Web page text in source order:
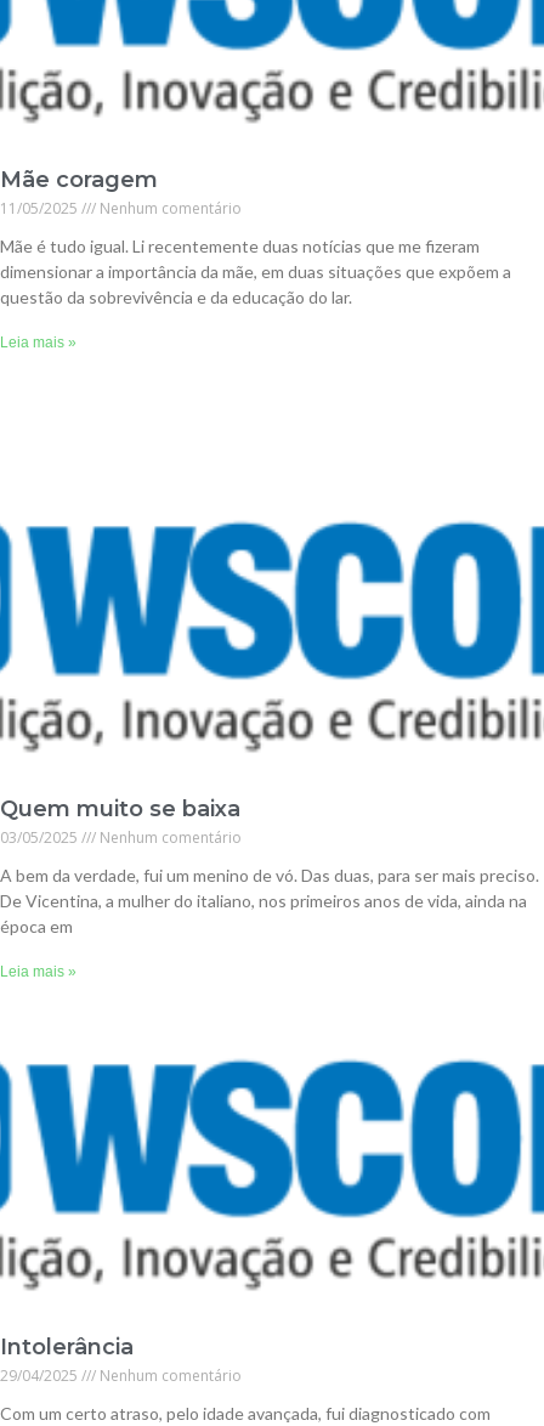
Mãe coragem
11/05/2025
Nenhum comentário
Mãe é tudo igual. Li recentemente duas notícias que me fizeram
dimensionar a importância da mãe, em duas situações que expõem a
questão da sobrevivência e da educação do lar.
Leia mais »
Quem muito se baixa
03/05/2025
Nenhum comentário
A bem da verdade, fui um menino de vó. Das duas, para ser mais preciso.
De Vicentina, a mulher do italiano, nos primeiros anos de vida, ainda na
época em
Leia mais »
Intolerância
29/04/2025
Nenhum comentário
Com um certo atraso, pelo idade avançada, fui diagnosticado com